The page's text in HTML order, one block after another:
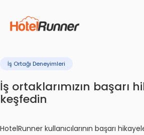
İş Ortağı Deneyimleri
İş ortaklarımızın başarı
keşfedin
HotelRunner kullanıcılarının başarı